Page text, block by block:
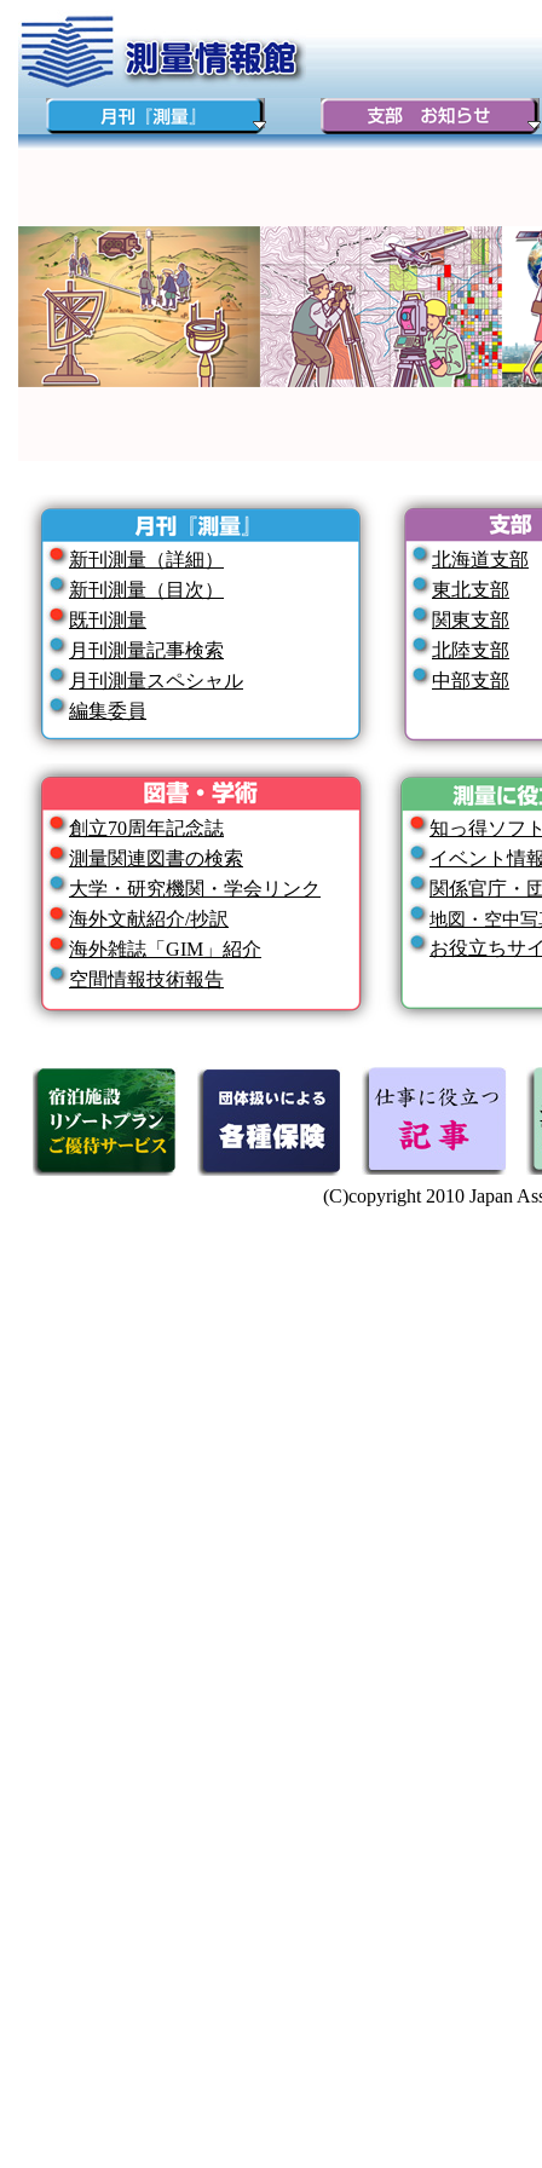
新刊測量（詳細）
新刊測量（目次）
既刊測量
月刊測量記事検索
月刊測量スペシャル
編集委員
創立70周年記念誌
測量関連図書の検索
大学・研究機関・学会リンク
海外文献紹介/抄訳
海外雑誌「GIM」紹介
空間情報技術報告
北海道支部
東北支部
関東支部
北陸支部
中部支部
知っ得ソフ
イベント情
関係官庁・
地図・空中
お役立ちサ
(C)copyright 2010 Japan